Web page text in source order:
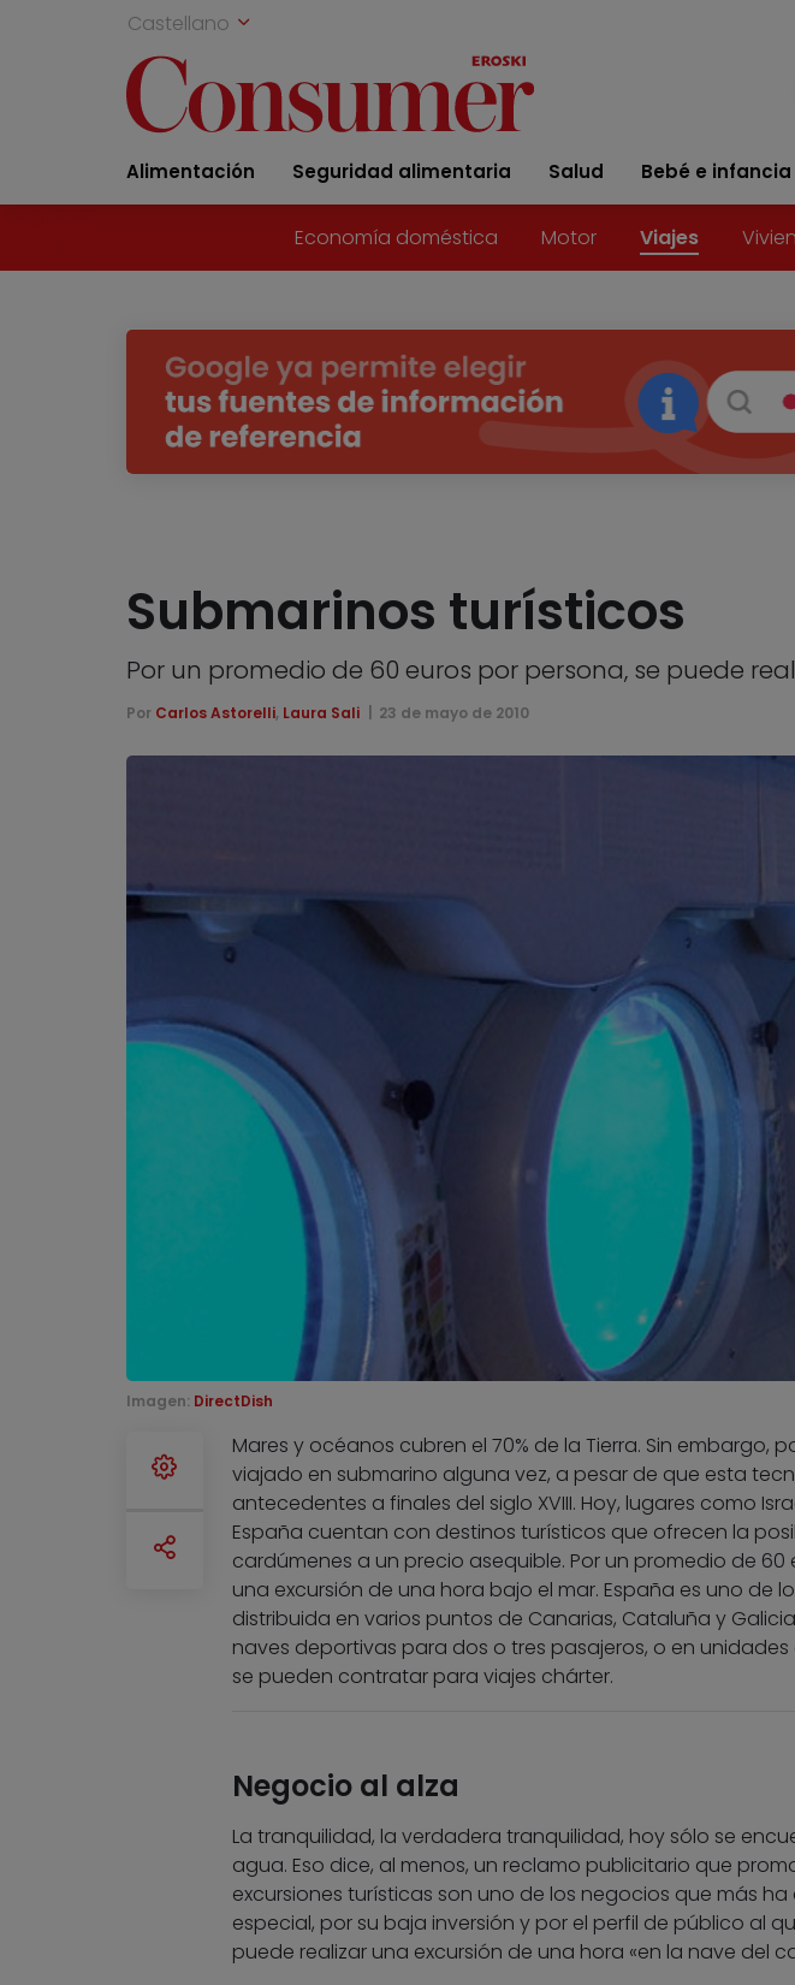
Castellano
Alimentación Seguridad alimentaria Salud Bebé e infancia
Economía doméstica Motor Viajes
Submarinos turísticos
Por un promedio de 60 euros por persona, se puede
Por Carlos Astorelli, Laura Sali 23 de mayo de 2010
Imagen: DirectDish
Mares y océanos cubren el 70% de la Tierra. Sin embargo,
viajado en submarino alguna vez, a pesar de que esta
antecedentes a finales del siglo XVIII. Hoy, lugares como
España cuentan con destinos turísticos que ofrecen la
cardúmenes a un precio asequible. Por un promedio de
una excursión de una hora bajo el mar. España es uno de
distribuida en varios puntos de Canarias, Cataluña y
naves deportivas para dos o tres pasajeros, o en
se pueden contratar para viajes chárter.
Negocio al alza
La tranquilidad, la verdadera tranquilidad, hoy sólo se
agua. Eso dice, al menos, un reclamo publicitario que
excursiones turísticas son uno de los negocios que más
especial, por su baja inversión y por el perfil de público al
puede realizar una excursión de una hora «en la nave del